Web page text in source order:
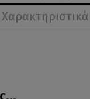
Χαρακτηριστικά